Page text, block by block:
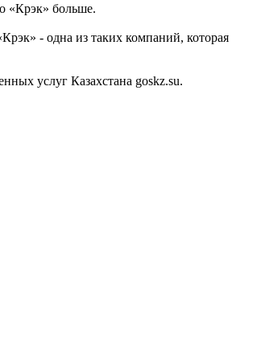
«Крэк» больше.
- одна из таких компаний, которая
услуг Казахстана goskz.su.